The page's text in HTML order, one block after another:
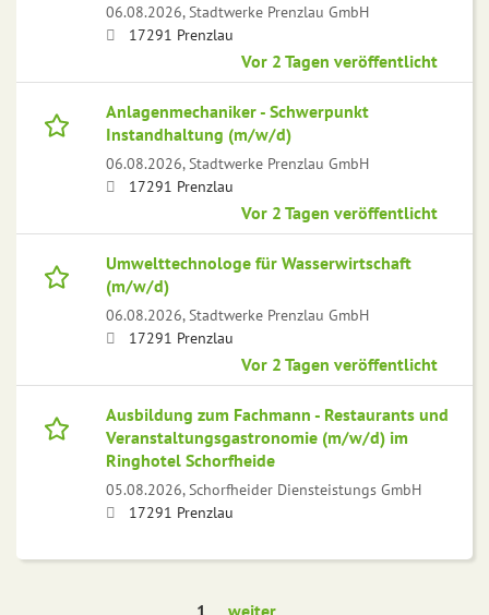
06.08.2026,Stadtwerke Prenzlau GmbH
17291 Prenzlau
Vor 2 Tagen veröffentlicht
Anlagenmechaniker - Schwerpunkt
Instandhaltung (m/w/d)
06.08.2026,Stadtwerke Prenzlau GmbH
17291 Prenzlau
Vor 2 Tagen veröffentlicht
Umwelttechnologe für Wasserwirtschaft
(m/w/d)
06.08.2026,Stadtwerke Prenzlau GmbH
17291 Prenzlau
Vor 2 Tagen veröffentlicht
Ausbildung zum Fachmann - Restaurants und
Veranstaltungsgastronomie (m/w/d) im
Ringhotel Schorfheide
05.08.2026,Schorfheider Diensteistungs GmbH
17291 Prenzlau